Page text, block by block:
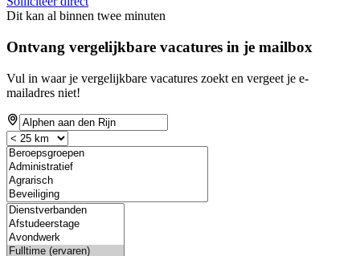
Dit kan al binnen twee minuten
Ontvang vergelijkbare vacatures in je mailbox
Vul in waar je vergelijkbare vacatures zoekt en vergeet je e-
mailadres niet!